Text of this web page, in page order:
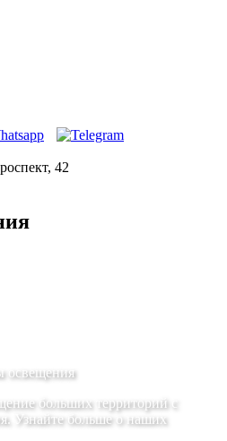
42
освещения
больших территорий с
Узнайте больше о наших